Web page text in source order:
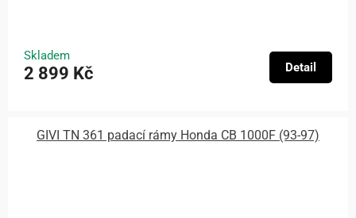
Skladem
2 899 Kč Detail
GIVI TN 361 padací rámy Honda CB 1000F (93-97)